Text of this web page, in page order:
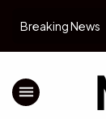
Breaking News
Mpok Alpa
menu